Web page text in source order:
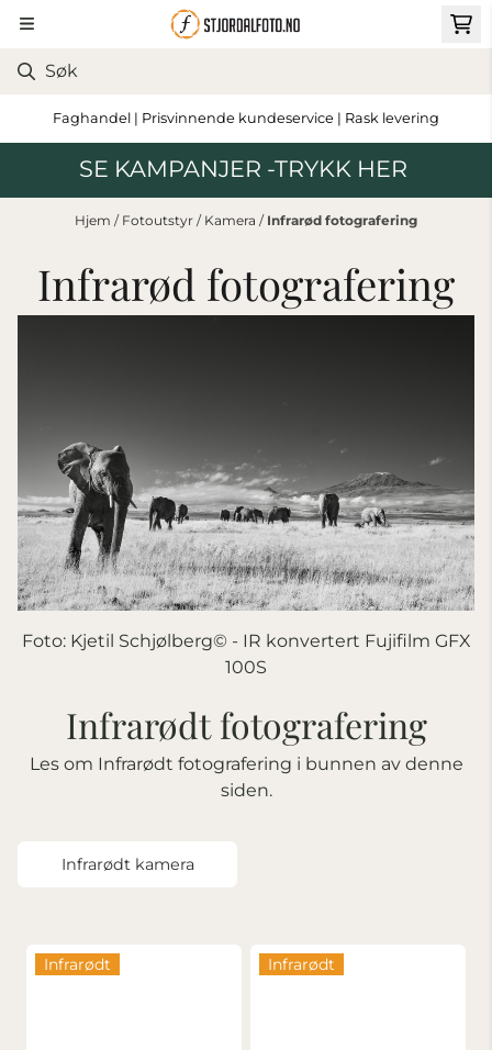
Hopp til innhold
Faghandel | Prisvinnende kundeservice | Rask levering
SE KAMPANJER -TRYKK HER
Hjem / Fotoutstyr / Kamera / Infrarød fotografering
Infrarød fotografering
Foto: Kjetil Schjølberg©️ - IR konvertert Fujifilm GFX
100S
Infrarødt fotografering
Les om Infrarødt fotografering i bunnen av denne
siden.
Infrarødt kamera
Infrarødt Infrarødt